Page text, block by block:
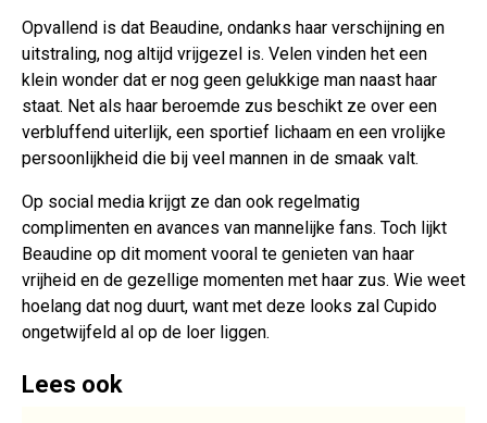
Opvallend is dat Beaudine, ondanks haar verschijning en
uitstraling, nog altijd vrijgezel is. Velen vinden het een
klein wonder dat er nog geen gelukkige man naast haar
staat. Net als haar beroemde zus beschikt ze over een
verbluffend uiterlijk, een sportief lichaam en een vrolijke
persoonlijkheid die bij veel mannen in de smaak valt.
Op social media krijgt ze dan ook regelmatig
complimenten en avances van mannelijke fans. Toch lijkt
Beaudine op dit moment vooral te genieten van haar
vrijheid en de gezellige momenten met haar zus. Wie weet
hoelang dat nog duurt, want met deze looks zal Cupido
ongetwijfeld al op de loer liggen.
Lees ook